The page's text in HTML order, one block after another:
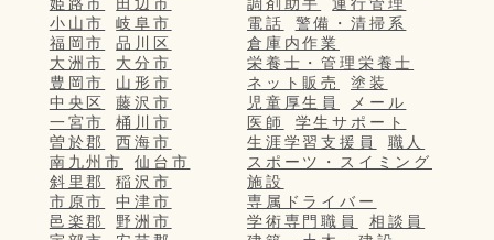
小山市
岐阜市
福岡市
品川区
大洲市
大分市
豊岡市
山形市
中央区
藤沢市
一宮市
桶川市
曽於郡
西海市
南九州市
仙台市
斜里郡
稲沢市
市原市
中津市
邑楽郡
野洲市
電話
警備・清掃系
倉庫内作業
栄養士・管理栄養士
ネット販売
塗装
児童厚生員
メール
医師
学生サポート
生涯学習支援員
職人
スポーツ・スイミング
施設
専属ドライバー
学術専門職員
相談員